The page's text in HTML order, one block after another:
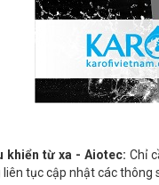
khiển từ xa - Aiotec: Chỉ
tục cập nhật các thông